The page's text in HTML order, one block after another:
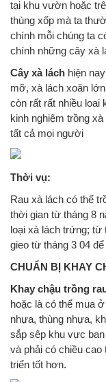
tại khu vườn hoặc
thùng xốp mà ta
chính mỗi chúng ta
chính những cây xà
Cây xà lách hiện
mỡ, xà lách xoăn
còn rất rất nhiều loai
kinh nghiệm trồng
tất cả mọi người
Thời vụ:
Rau xà lách có thể
thời gian từ tháng 8
loại xà lách trứng; từ
gieo từ tháng 3 04
CHUẨN BỊ KHAY
Khay chậu trồng
hoặc là có thể mua
nhựa, thùng nhựa,
sắp sêp khu vực
và phải có chiều
triển tốt hơn.